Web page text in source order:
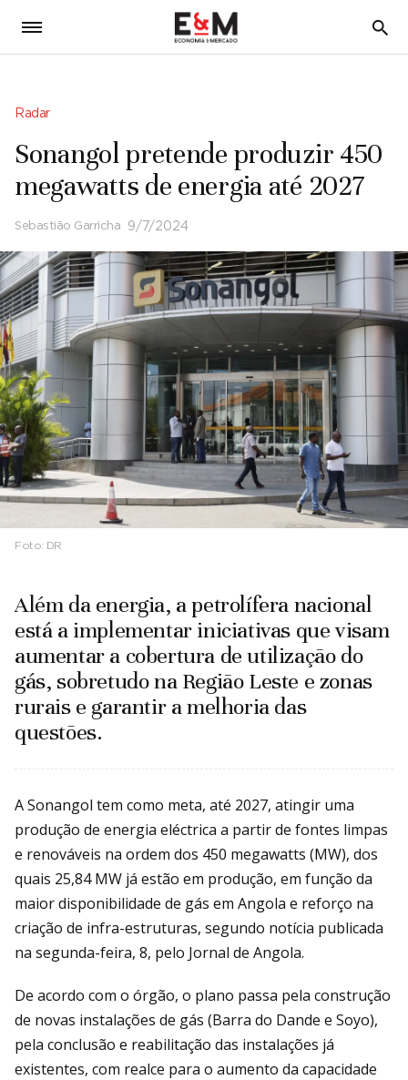
5
Radar
Sonangol pretende produzir 450
megawatts de energia até 2027
Sebastião Garricha 9/7/2024
Foto: DR
Além da energia, a petrolífera nacional
está a implementar iniciativas que visam
aumentar a cobertura de utilização do
gás, sobretudo na Região Leste e zonas
rurais e garantir a melhoria das
questões.
A Sonangol tem como meta, até 2027, atingir uma
produção de energia eléctrica a partir de fontes limpas
e renováveis na ordem dos 450 megawatts (MW), dos
quais 25,84 MW já estão em produção, em função da
maior disponibilidade de gás em Angola e reforço na
criação de infra-estruturas, segundo notícia publicada
na segunda-feira, 8, pelo Jornal de Angola.
De acordo com o órgão, o plano passa pela construção
de novas instalações de gás (Barra do Dande e Soyo),
pela conclusão e reabilitação das instalações já
existentes, com realce para o aumento da capacidade